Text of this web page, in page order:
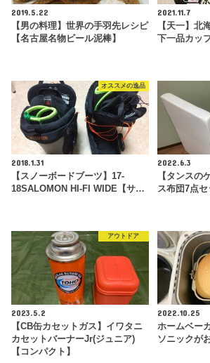
2019.5.22
【男の料理】世界の手羽先レシピ
【名古屋名物ビール泥棒】
2021.11.7
【天一】北
下一品カッ
オススメの逸品
2018.1.31
【スノーボードブーツ】17-
18SALOMON HI-FI WIDE【サ…
2022.6.3
【タンスの
ス布団7点セ
アウトドア
2023.5.2
【CB缶カセットガス】イワタニ
カセットバーナーJr(ジュニア)
【コンパクト】
2022.10.25
ホームベー
ソニックが